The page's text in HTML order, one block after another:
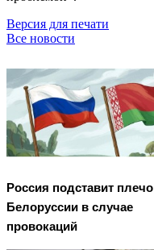
Версия для печати
Все новости
Россия подставит плечо
Белоруссии в случае
провокаций